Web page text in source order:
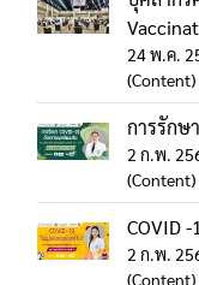
24 พ.ค.
(Content)
การรักษ
2 ก.พ.
(Content)
COVID
2 ก.พ.
(Content)